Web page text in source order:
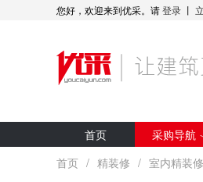
您好，欢迎来到优采。请登录 丨
首页
采购导航
最新招标
首页 / 精装修 / 室内精装